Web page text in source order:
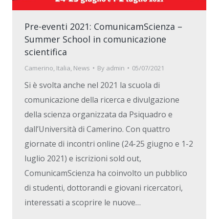
Pre-eventi 2021: ComunicamScienza –
Summer School in comunicazione
scientifica
Camerino Italia News By admin 05/07/2021
Si è svolta anche nel 2021 la scuola di
comunicazione della ricerca e divulgazione
della scienza organizzata da Psiquadro e
dall’Università di Camerino. Con quattro
giornate di incontri online (24-25 giugno e 1-2
luglio 2021) e iscrizioni sold out,
ComunicamScienza ha coinvolto un pubblico
di studenti, dottorandi e giovani ricercatori,
interessati a scoprire le nuove…